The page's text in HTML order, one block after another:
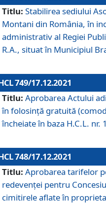
Titlu: Stabilirea sediului
Montani din România, în
administrativ al Regiei
R.A., situat în Municipiul
749/17.12.2021
Titlu: Aprobarea Actului
în folosință gratuită
încheiate în baza H.C.L. nr.
748/17.12.2021
Titlu: Aprobarea tarifelor
redevenţei pentru
cimitirele aflate în